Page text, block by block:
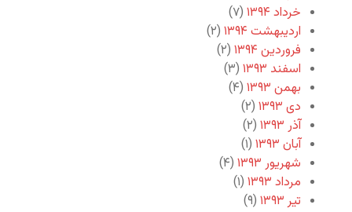
خرداد ۱۳۹۴
(۷)
اردیبهشت ۱۳۹۴
(۲)
فروردین ۱۳۹۴
(۲)
اسفند ۱۳۹۳
(۳)
بهمن ۱۳۹۳
(۴)
دی ۱۳۹۳
(۲)
آذر ۱۳۹۳
(۲)
آبان ۱۳۹۳
(۱)
شهریور ۱۳۹۳
(۴)
مرداد ۱۳۹۳
(۱)
تیر ۱۳۹۳
(۹)